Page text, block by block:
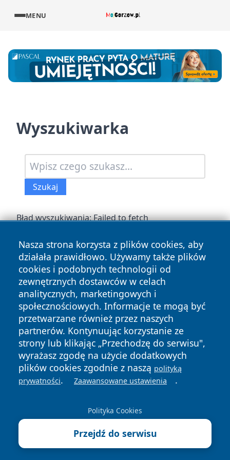
MENU
Wyszukiwarka
Wyszukaj artykuły
Szukaj
Błąd wyszukiwania: Failed to fetch
Nasza strona korzysta z plików cookies, aby
działała prawidłowo. Używamy także plików
cookies i podobnych technologii od
zewnętrznych dostawców w celach
analitycznych, marketingowych i
społecznościowych. Informacje te mogą być
przetwarzane również przez naszych
partnerów. Kontynuując korzystanie ze
strony lub klikając „Przechodzę do serwisu",
wyrażasz zgodę na użycie dodatkowych
plików cookies zgodnie z naszą polityką
prywatności. Zaawansowane ustawienia .
Polityka Cookies
Przejdź do serwisu
Copyright © 2026 mojgorzow.pl Wszystkie prawa zastrzeżone.
News Autorzy
Polityka
Prywatności
Polityka
Cookies